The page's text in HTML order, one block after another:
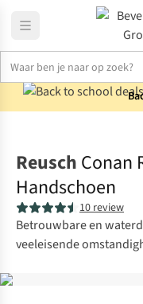
Reusch Conan
Handschoen
10 review
Betrouwbare en
veeleisende